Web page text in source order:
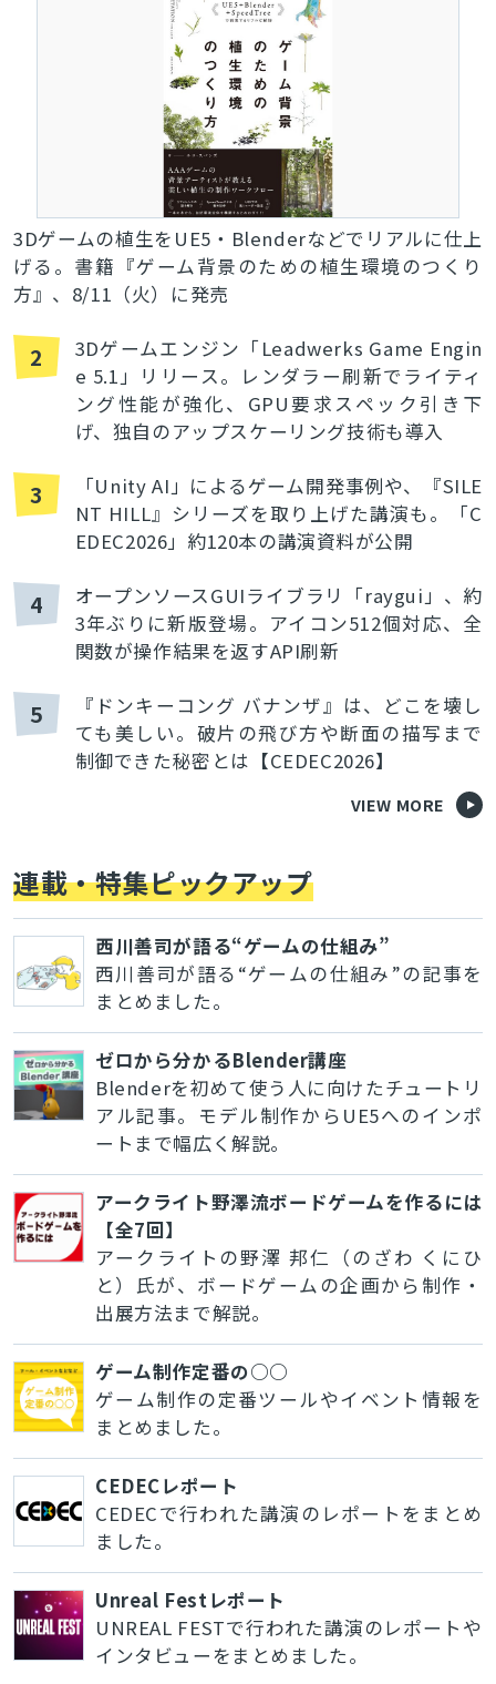
3Dゲームの植生をUE5・Blenderなどでリアルに仕上
げる。書籍『ゲーム背景のための植生環境のつくり
方』、8/11（火）に発売
2
3Dゲームエンジン「Leadwerks Game Engin
e 5.1」リリース。レンダラー刷新でライティ
ング性能が強化、GPU要求スペック引き下
げ、独自のアップスケーリング技術も導入
3
「Unity AI」によるゲーム開発事例や、『SILE
NT HILL』シリーズを取り上げた講演も。「C
EDEC2026」約120本の講演資料が公開
4
オープンソースGUIライブラリ「raygui」、約
3年ぶりに新版登場。アイコン512個対応、全
関数が操作結果を返すAPI刷新
5
『ドンキーコング バナンザ』は、どこを壊し
ても美しい。破片の飛び方や断面の描写まで
制御できた秘密とは【CEDEC2026】
VIEW MORE
連載・特集ピックアップ
西川善司が語る“ゲームの仕組み”
西川善司が語る“ゲームの仕組み”の記事を
まとめました。
ゼロから分かるBlender講座
Blenderを初めて使う人に向けたチュートリ
アル記事。モデル制作からUE5へのインポ
ートまで幅広く解説。
アークライト野澤流ボードゲームを作るには
【全7回】
アークライトの野澤 邦仁（のざわ くにひ
と）氏が、ボードゲームの企画から制作・
出展方法まで解説。
ゲーム制作定番の○○
ゲーム制作の定番ツールやイベント情報を
まとめました。
CEDECレポート
CEDECで行われた講演のレポートをまとめ
ました。
Unreal Festレポート
UNREAL FESTで行われた講演のレポートや
インタビューをまとめました。
検索